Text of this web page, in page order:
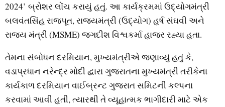
2024’ બ્રોશર લોંચ કરાયું હતું. આ કાર્યક્રમમાં ઉદ્યોગમંત્રી
બલવંતસિંહ રાજપૂત, રાજ્યમંત્રી (ઉદ્યોગ) હર્ષ સંઘવી અને
રાજ્ય મંત્રી (MSME) જગદીશ વિશ્વકર્મા હાજર રહ્યા હતા.
તેમના સંબોધન દરમિયાન, મુખ્યમંત્રીએ જણાવ્યું હતું કે,
વડાપ્રધાન નરેન્દ્ર મોદી દ્વારા ગુજરાતના મુખ્યમંત્રી તરીકેના
કાર્યકાળ દરમિયાન વાઈબ્રન્ટ ગુજરાત સમિટની કલ્પના
કરવામાં આવી હતી, ત્યારથી તે વ્યૂહાત્મક ભાગીદારી માટે એક